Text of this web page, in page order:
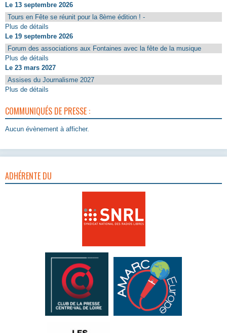
Le 13 septembre 2026
Tours en Fête se réunit pour la 8ème édition ! -
Plus de détails
Le 19 septembre 2026
Forum des associations aux Fontaines avec la fête de la musique
Plus de détails
Le 23 mars 2027
Assises du Journalisme 2027
Plus de détails
COMMUNIQUÉS DE PRESSE :
Aucun évènement à afficher.
ADHÉRENTE DU